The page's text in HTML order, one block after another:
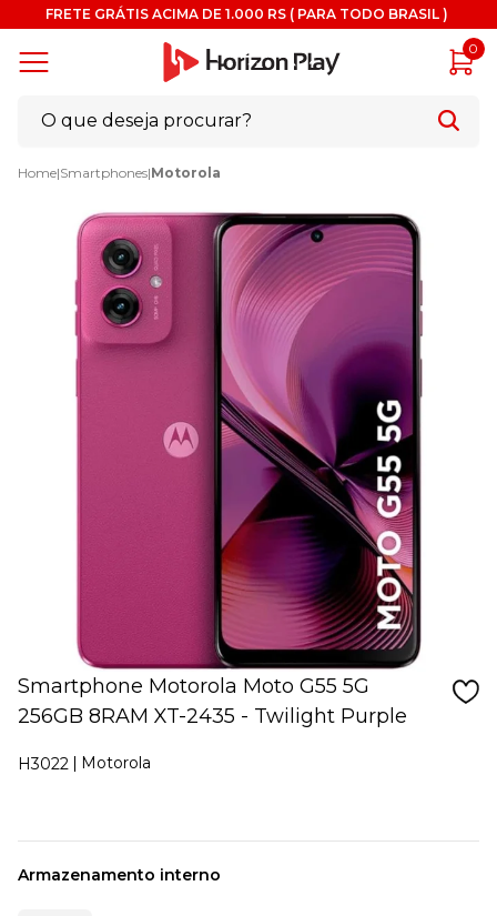
FRETE GRÁTIS ACIMA DE 1.000 RS ( PARA TODO BRASIL )
0
Home|Smartphones|Motorola
Smartphone Motorola Moto G55 5G
256GB 8RAM XT-2435 - Twilight Purple
H3022 Motorola
Armazenamento interno